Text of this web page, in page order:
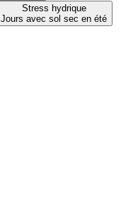
Stress hydrique
Jours avec sol sec en été